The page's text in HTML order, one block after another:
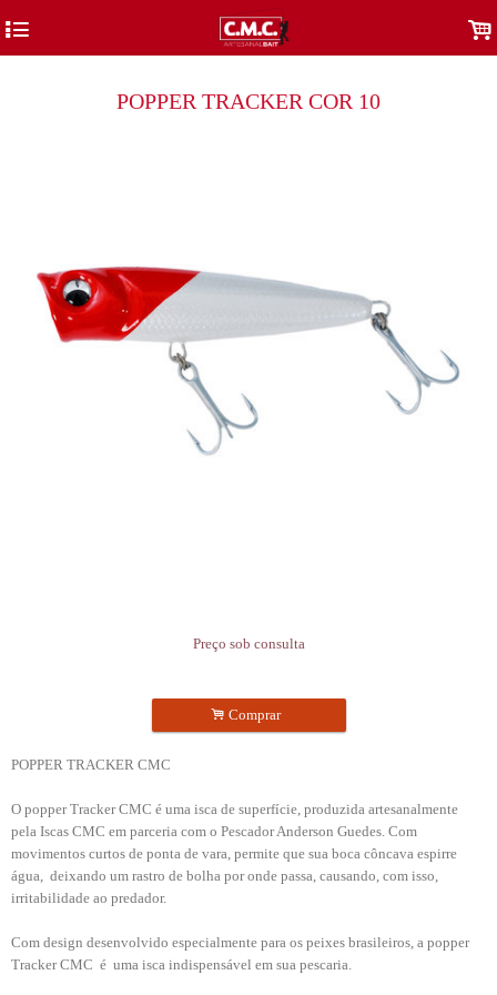
4 .
POPPER TRACKER COR 10
Preço sob consulta
. Comprar
POPPER TRACKER CMC
O popper Tracker CMC é uma isca de superfície, produzida artesanalmente
pela Iscas CMC em parceria com o Pescador Anderson Guedes. Com
movimentos curtos de ponta de vara, permite que sua boca côncava espirre
água, deixando um rastro de bolha por onde passa, causando, com isso,
irritabilidade ao predador.
Com design desenvolvido especialmente para os peixes brasileiros, a popper
Tracker CMC é uma isca indispensável em sua pescaria.